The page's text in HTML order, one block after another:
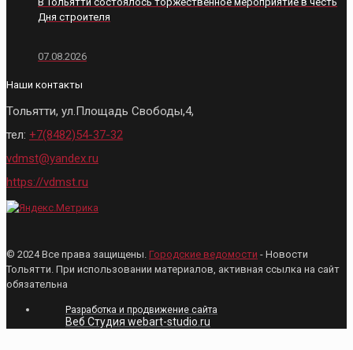
Дня строителя
07.08.2026
Наши контакты
Тольятти, ул.Площадь Свободы,4,
тел: +7(8482)54-37-32
vdmst@yandex.ru
https://vdmst.ru
© 2024 Все права защищены. Городские ведомости - Новости
Тольятти. При использовании материалов, активная ссылка на сайт
обязательна
Разработка и продвижение сайта
Веб Студия webart-studio.ru